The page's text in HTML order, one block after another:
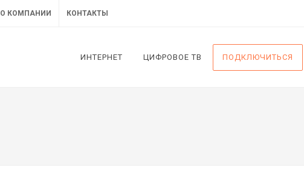
О КОМПАНИИ КОНТАКТЫ
ИНТЕРНЕТ
ЦИФРОВОЕ ТВ ПОДКЛЮЧИТЬСЯ